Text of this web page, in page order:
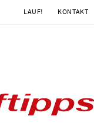
LAUF! KONTAKT